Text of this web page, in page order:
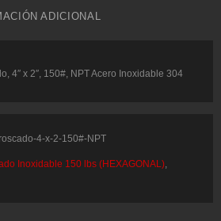
ADICIONAL
4″ x 2″, 150#, NPT Acero Inoxidable 304
4-x-2-150#-NPT
Inoxidable 150 lbs (HEXAGONAL),